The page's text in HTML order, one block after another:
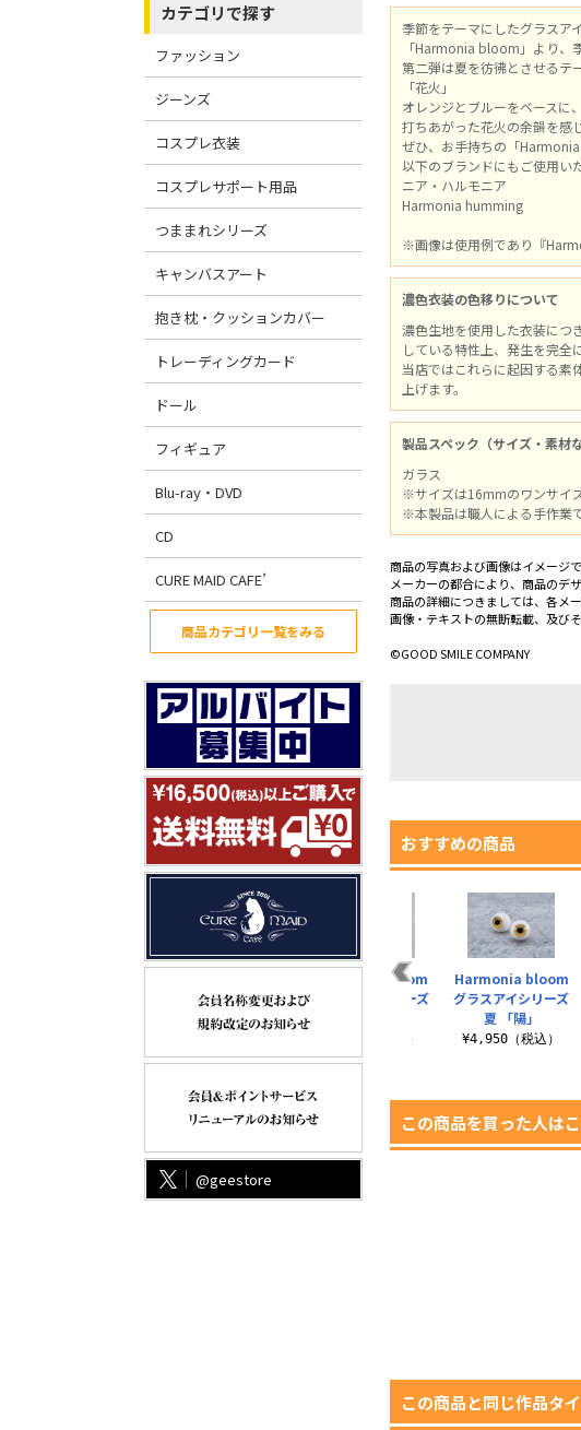
カテゴリで探す
ファッション
ジーンズ
コスプレ衣装
コスプレサポート用品
つままれシリーズ
キャンバスアート
抱き枕・クッションカバー
トレーディングカード
ドール
フィギュア
Blu-ray・DVD
CD
CURE MAID CAFE’
商品カテゴリ一覧をみる
@geestore
季節をテーマにしたグラスア
「Harmonia bloom」より、
第二弾は夏を彷彿とさせるテ
「花火」
オレンジとブルーをベースに
打ちあがった花火の余韻を感
ぜひ、お手持ちの「
以下のブランドにもご使用い
ニア・ハルモニア
Harmonia humming
※画像は使用例であり『
濃色衣装の色移りについて
濃色生地を使用した衣装につ
している特性上、発生を完全
当店ではこれらに起因する素
上げます。
製品スペック（サイズ・素材な
ガラス
※サイズは16mmのワンサイズ
※本製品は職人による手作業
商品の写真および画像はイメージ
メーカーの都合により、商品のデ
商品の詳細につきましては、各メ
画像・テキストの無断転載、及び
©GOOD SMILE COMPANY
おすすめの商品
グラスアイシリーズ
冬「氷」
Harmonia bloom
グラスアイシリーズ
¥4,950（税込）
Harmonia bloom
グラスアイシリーズ
夏 「陽」
¥4,950（税込）
この商品を買った人は
この商品と同じ作品タ